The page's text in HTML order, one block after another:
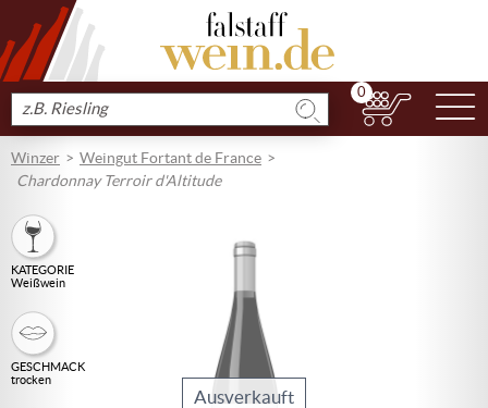
Produkt
suchen
0
Winzer
Weingut Fortant de France
Chardonnay Terroir d'Altitude
KATEGORIE
Weißwein
GESCHMACK
trocken
Ausverkauft